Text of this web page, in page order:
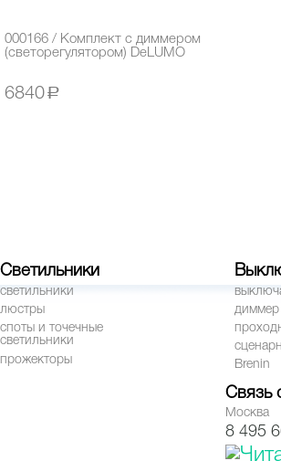
000166 / Комплект с диммером
(светорегулятором) DeLUMO
6840 a
Светильники
светильники
люстры
споты и точечные
светильники
прожекторы
диммер
Brenin
Связь
Москва
8 495